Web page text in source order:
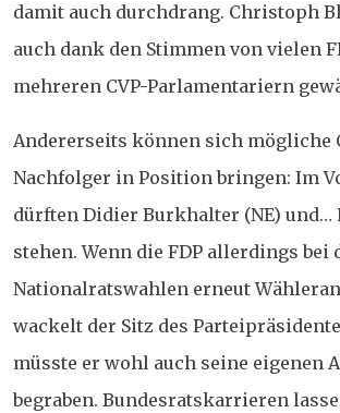
damit auch durchdrang. Christoph
auch dank den Stimmen von vielen
mehreren CVP-Parlamentariern
Andererseits können sich mögliche
Nachfolger in Position bringen: Im
dürften Didier Burkhalter (NE) und…
stehen. Wenn die FDP allerdings bei
Nationalratswahlen erneut
wackelt der Sitz des
müsste er wohl auch seine eigenen
begraben. Bundesratskarrieren